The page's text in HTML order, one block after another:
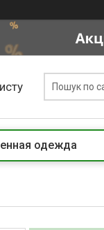
одежда